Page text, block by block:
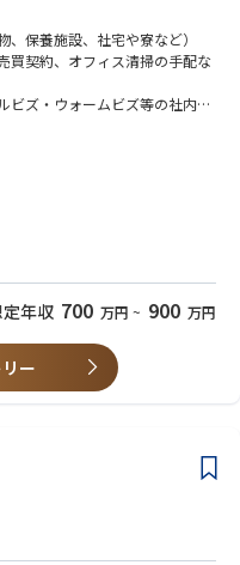
保養施設、社宅や寮など）
買契約、オフィス清掃の手配な
ズ・ウォームビズ等の社内環
棚、PC、書籍など）
年収 700 万円 ~ 900 万円
ー